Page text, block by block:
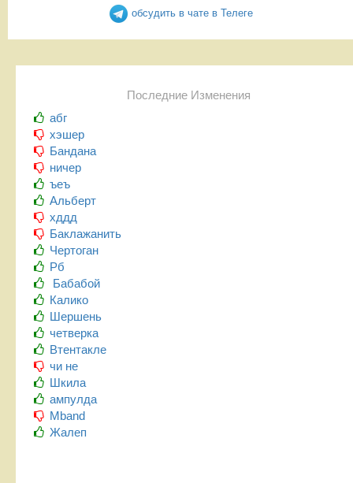
обсудить в чате в Телеге
Последние Изменения
абг
хэшер
Бандана
ничер
ъеъ
Альберт
хддд
Баклажанить
Чертоган
Рб
Бабабой
Калико
Шершень
четверка
Втентакле
чи не
Шкила
ампулда
Mband
Жалеп